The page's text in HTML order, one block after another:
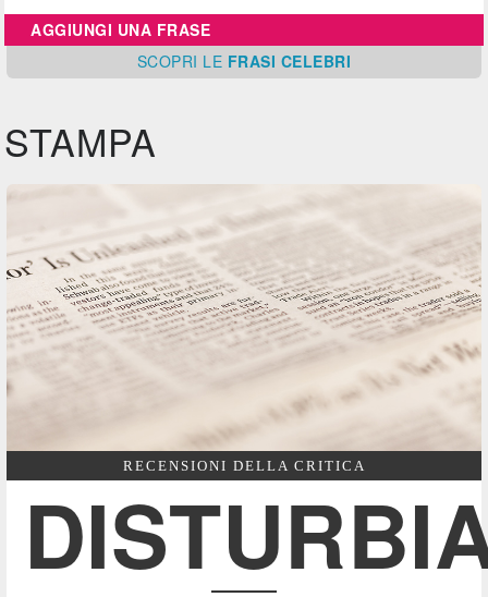
AGGIUNGI UNA FRASE
SCOPRI LE FRASI CELEBRI
STAMPA
RECENSIONI DELLA CRITICA